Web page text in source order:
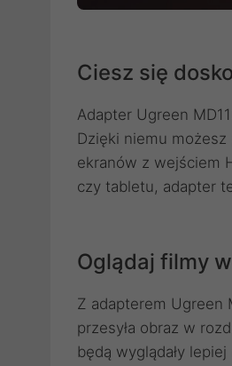
Ciesz się
Adapter Ugreen
Dzięki niemu
ekranów z wejściem
czy tabletu, adapter
Oglądaj filmy
Z adapterem Ugreen
przesyła obraz w
będą wyglądały